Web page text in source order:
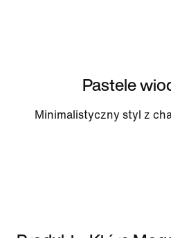
Pastele
Minimalistyczny styl z